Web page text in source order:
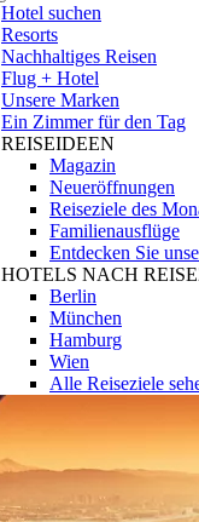
Hotel suchen
Resorts
Nachhaltiges Reisen
Flug + Hotel
Unsere Marken
Ein Zimmer für den Tag
REISEIDEEN
Magazin
Neueröffnungen
Reiseziele des
Familienausflüge
Entdecken Sie
HOTELS NACH
Berlin
München
Hamburg
Wien
Alle Reiseziele